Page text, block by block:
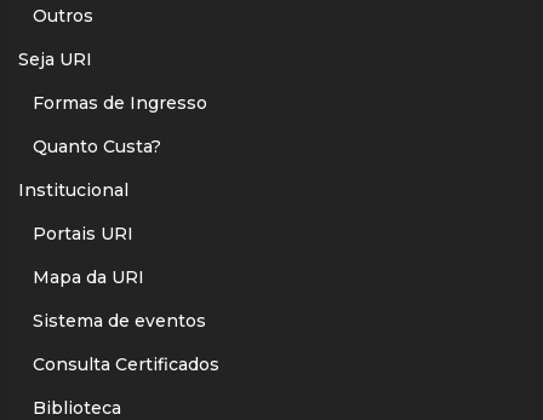
Outros
Seja URI
Formas de Ingresso
Quanto Custa?
Institucional
Portais URI
Mapa da URI
Sistema de eventos
Consulta Certificados
Biblioteca